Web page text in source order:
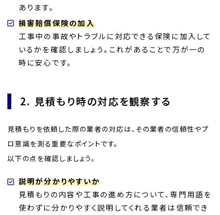
あります。
損害賠償保険の加入
工事中の事故やトラブルに対応できる保険に加入して
いるかを確認しましょう。これがあることで万が一の
時に安心です。
2. 見積もり時の対応を観察する
見積もりを依頼した際の業者の対応は、その業者の信頼性やプ
ロ意識を測る重要なポイントです。
以下の点を確認しましょう。
説明が分かりやすいか
見積もりの内容や工事の進め方について、専門用語を
使わずに分かりやすく説明してくれる業者は信頼でき